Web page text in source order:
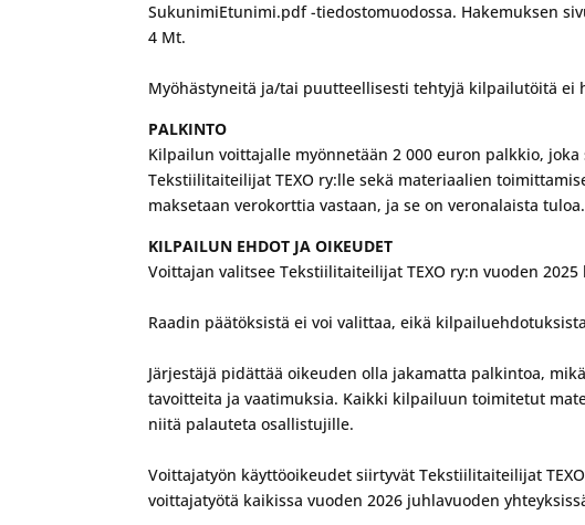
SukunimiEtunimi.pdf -tiedostomuodossa. Hakemuksen
4 Mt.
Myöhästyneitä ja/tai puutteellisesti tehtyjä kilpailutöitä ei
PALKINTO
Kilpailun voittajalle myönnetään 2 000 euron palkkio,
Tekstiilitaiteilijat TEXO ry:lle sekä materiaalien
maksetaan verokorttia vastaan, ja se on veronalaista tuloa.
KILPAILUN EHDOT JA OIKEUDET
Voittajan valitsee Tekstiilitaiteilijat TEXO ry:n vuoden
Raadin päätöksistä ei voi valittaa, eikä
Järjestäjä pidättää oikeuden olla jakamatta palkintoa,
tavoitteita ja vaatimuksia. Kaikki kilpailuun toimitetut
niitä palauteta osallistujille.
Voittajatyön käyttöoikeudet siirtyvät Tekstiilitaiteilijat
voittajatyötä kaikissa vuoden 2026 juhlavuoden